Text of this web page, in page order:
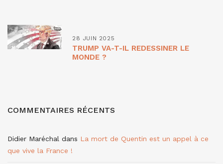
28 JUIN 2025
TRUMP VA-T-IL REDESSINER LE
MONDE ?
COMMENTAIRES RÉCENTS
Didier Maréchal dans La mort de Quentin est un appel à ce
que vive la France !